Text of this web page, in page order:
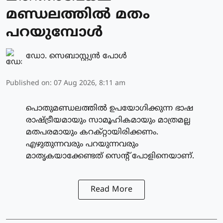
മണ്ഡലത്തിൽ മതം
പറയുമ്പോൾ
ഡോ. സെബാസ്റ്റ്യൻ പോൾ
Published on: 07 Aug 2026, 8:11 am
പൊതുമണ്ഡലത്തിൽ ഉപയോഗിക്കുന്ന ഭാഷ
രാഷ്ട്രീയമായും സാമൂഹികമായും മാത്രമല്ല
മതപരമായും കറക്റ്റായിരിക്കണം.
എഴുതുന്നവരും പറയുന്നവരും
മാതൃകയാക്കേണ്ടത് സെന്റ് പോളിനെയാണ്.
Read More